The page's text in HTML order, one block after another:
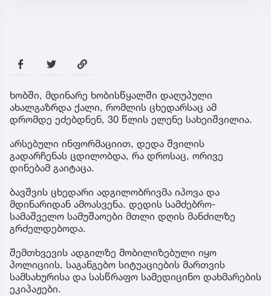
ხობში, მდინარე ხობისწყალში დაღუპული
ახალგაზრდა ქალი, რომლის ცხედარსაც ამ
დრომდე ეძებდნენ, 30 წლის ელენე სახეიშვილია.
არსებული ინფორმაციით, დედა შვილის
გადარჩენას ცდილობდა, რა დროსაც, ორივე
დინებამ გაიტაცა.
ბავშვის ცხედარი ადგილობრივმა იპოვა და
მდინარიდან ამოასვენა. დედის სამძებრო-
სამაშველო სამუშაოები მთლი დღის მანძილზე
გრძელდებოდა.
შემთხვევის ადგილზე მობილიზებული იყო
პოლიციის, საგანგებო სიტუაციების მართვის
სამსახურისა და სასწრაფო სამედიცინო დახმარების
ეკიპაჟები.